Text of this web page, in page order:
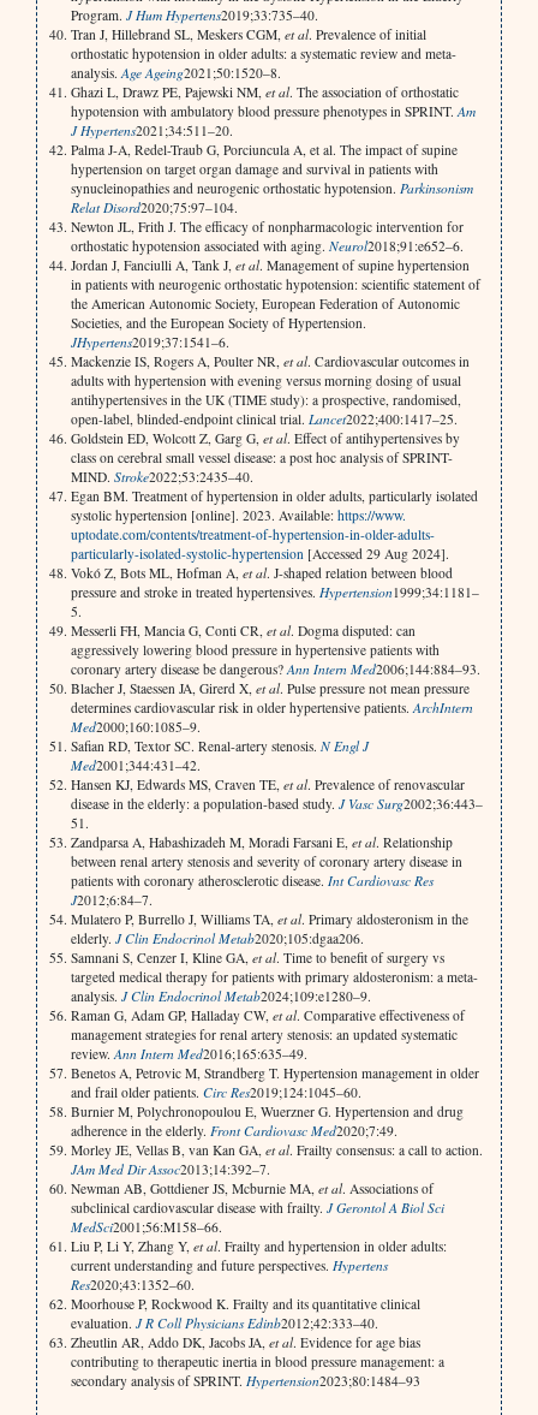
Program. J Hum Hypertens2019;33:735–40.
Tran J, Hillebrand SL, Meskers CGM, et al. Prevalence of initial
orthostatic hypotension in older adults: a systematic review and meta-
analysis. Age Ageing2021;50:1520–8.
Ghazi L, Drawz PE, Pajewski NM, et al. The association of orthostatic
hypotension with ambulatory blood pressure phenotypes in SPRINT. Am
J Hypertens2021;34:511–20.
Palma J-A, Redel-Traub G, Porciuncula A, et al. The impact of supine
hypertension on target organ damage and survival in patients with
synucleinopathies and neurogenic orthostatic hypotension. Parkinsonism
Relat Disord2020;75:97–104.
Newton JL, Frith J. The efficacy of nonpharmacologic intervention for
orthostatic hypotension associated with aging. Neurol2018;91:e652–6.
Jordan J, Fanciulli A, Tank J, et al. Management of supine hypertension
in patients with neurogenic orthostatic hypotension: scientific statement of
the American Autonomic Society, European Federation of Autonomic
Societies, and the European Society of Hypertension.
JHypertens2019;37:1541–6.
Mackenzie IS, Rogers A, Poulter NR, et al. Cardiovascular outcomes in
adults with hypertension with evening versus morning dosing of usual
antihypertensives in the UK (TIME study): a prospective, randomised,
open-label, blinded-endpoint clinical trial. Lancet2022;400:1417–25.
Goldstein ED, Wolcott Z, Garg G, et al. Effect of antihypertensives by
class on cerebral small vessel disease: a post hoc analysis of SPRINT-
MIND. Stroke2022;53:2435–40.
Egan BM. Treatment of hypertension in older adults, particularly isolated
systolic hypertension [online]. 2023. Available: https://www.
uptodate.com/contents/treatment-of-hypertension-in-older-adults-
particularly-isolated-systolic-hypertension [Accessed 29 Aug 2024].
Vokó Z, Bots ML, Hofman A, et al. J-shaped relation between blood
pressure and stroke in treated hypertensives. Hypertension1999;34:1181–
5.
Messerli FH, Mancia G, Conti CR, et al. Dogma disputed: can
aggressively lowering blood pressure in hypertensive patients with
coronary artery disease be dangerous? Ann Intern Med2006;144:884–93.
Blacher J, Staessen JA, Girerd X, et al. Pulse pressure not mean pressure
determines cardiovascular risk in older hypertensive patients. ArchIntern
Med2000;160:1085–9.
Safian RD, Textor SC. Renal-artery stenosis. N Engl J
Med2001;344:431–42.
Hansen KJ, Edwards MS, Craven TE, et al. Prevalence of renovascular
disease in the elderly: a population-based study. J Vasc Surg2002;36:443–
51.
Zandparsa A, Habashizadeh M, Moradi Farsani E, et al. Relationship
between renal artery stenosis and severity of coronary artery disease in
patients with coronary atherosclerotic disease. Int Cardiovasc Res
J2012;6:84–7.
Mulatero P, Burrello J, Williams TA, et al. Primary aldosteronism in the
elderly. J Clin Endocrinol Metab2020;105:dgaa206.
Samnani S, Cenzer I, Kline GA, et al. Time to benefit of surgery vs
targeted medical therapy for patients with primary aldosteronism: a meta-
analysis. J Clin Endocrinol Metab2024;109:e1280–9.
Raman G, Adam GP, Halladay CW, et al. Comparative effectiveness of
management strategies for renal artery stenosis: an updated systematic
review. Ann Intern Med2016;165:635–49.
Benetos A, Petrovic M, Strandberg T. Hypertension management in older
and frail older patients. Circ Res2019;124:1045–60.
Burnier M, Polychronopoulou E, Wuerzner G. Hypertension and drug
adherence in the elderly. Front Cardiovasc Med2020;7:49.
Morley JE, Vellas B, van Kan GA, et al. Frailty consensus: a call to action.
JAm Med Dir Assoc2013;14:392–7.
Newman AB, Gottdiener JS, Mcburnie MA, et al. Associations of
subclinical cardiovascular disease with frailty. J Gerontol A Biol Sci
MedSci2001;56:M158–66.
Liu P, Li Y, Zhang Y, et al. Frailty and hypertension in older adults:
current understanding and future perspectives. Hypertens
Res2020;43:1352–60.
Moorhouse P, Rockwood K. Frailty and its quantitative clinical
evaluation. J R Coll Physicians Edinb2012;42:333–40.
Zheutlin AR, Addo DK, Jacobs JA, et al. Evidence for age bias
contributing to therapeutic inertia in blood pressure management: a
secondary analysis of SPRINT. Hypertension2023;80:1484–93